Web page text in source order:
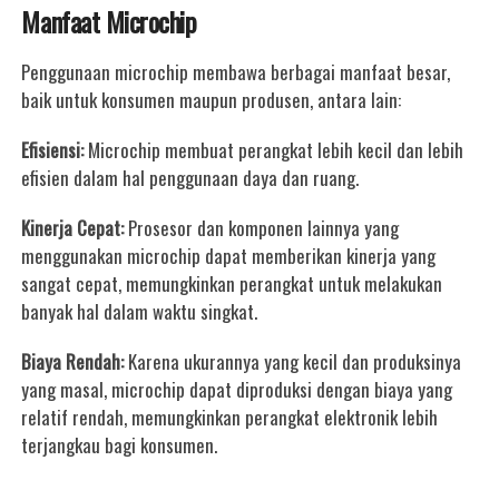
Manfaat Microchip
Penggunaan microchip membawa berbagai manfaat besar,
baik untuk konsumen maupun produsen, antara lain:
Efisiensi:Microchip membuat perangkat lebih kecil dan lebih
efisien dalam hal penggunaan daya dan ruang.
Kinerja Cepat:Prosesor dan komponen lainnya yang
menggunakan microchip dapat memberikan kinerja yang
sangat cepat, memungkinkan perangkat untuk melakukan
banyak hal dalam waktu singkat.
Biaya Rendah:Karena ukurannya yang kecil dan produksinya
yang masal, microchip dapat diproduksi dengan biaya yang
relatif rendah, memungkinkan perangkat elektronik lebih
terjangkau bagi konsumen.